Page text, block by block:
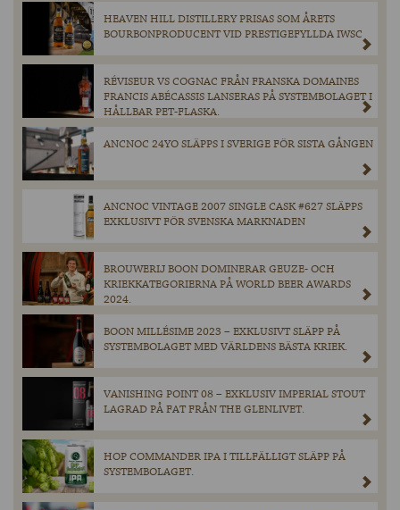
HEAVEN HILL DISTILLERY PRISAS SOM ÅRETS
BOURBONPRODUCENT VID PRESTIGEFYLLDA IWSC
RÉVISEUR VS COGNAC FRÅN FRANSKA DOMAINES
FRANCIS ABÉCASSIS LANSERAS PÅ SYSTEMBOLAGET I
HÅLLBAR PET-FLASKA.
ANCNOC 24YO SLÄPPS I SVERIGE FÖR SISTA GÅNGEN
ANCNOC VINTAGE 2007 SINGLE CASK #627 SLÄPPS
EXKLUSIVT FÖR SVENSKA MARKNADEN
BROUWERIJ BOON DOMINERAR GEUZE- OCH
KRIEKKATEGORIERNA PÅ WORLD BEER AWARDS
2024.
BOON MILLÉSIME 2023 – EXKLUSIVT SLÄPP PÅ
SYSTEMBOLAGET MED VÄRLDENS BÄSTA KRIEK.
VANISHING POINT 08 – EXKLUSIV IMPERIAL STOUT
LAGRAD PÅ FAT FRÅN THE GLENLIVET.
HOP COMMANDER IPA I TILLFÄLLIGT SLÄPP PÅ
SYSTEMBOLAGET.